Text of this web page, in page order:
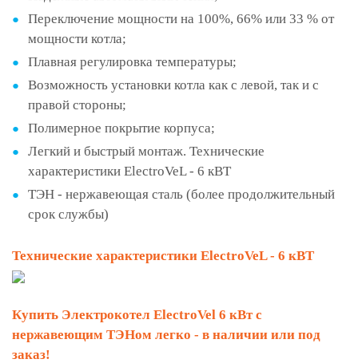
Переключение мощности на 100%, 66% или 33 % от
мощности котла;
Плавная регулировка температуры;
Возможность установки котла как с левой, так и с
правой стороны;
Полимерное покрытие корпуса;
Легкий и быстрый монтаж. Технические
характеристики ElectroVeL - 6 кВТ
ТЭН - нержавеющая сталь (более продолжительный
срок службы)
Технические характеристики ElectroVeL - 6 кВТ
Купить Электрокотел ElectroVel 6 кВт с
нержавеющим ТЭНом легко - в наличии или под
заказ!